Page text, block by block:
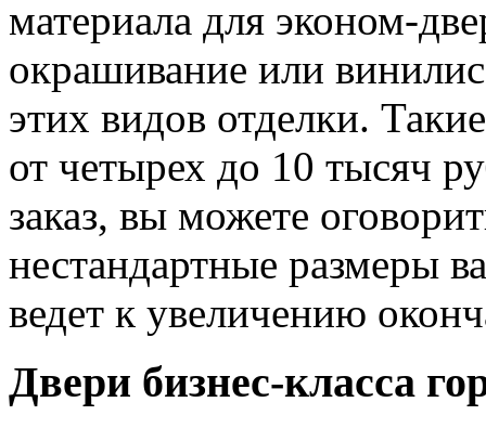
материала для эконом-
окрашивание или
этих видов отделки.
от четырех до 10 тысяч
заказ, вы можете
нестандартные размеры
ведет к увеличению
Двери бизнес-класса